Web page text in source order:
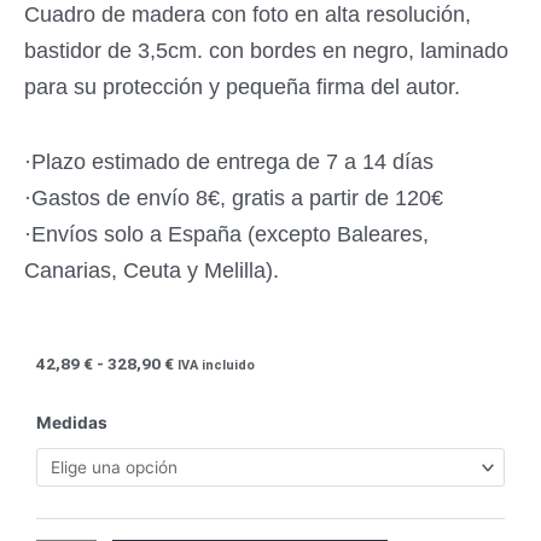
Cuadro de madera con foto en alta resolución,
bastidor de 3,5cm. con bordes en negro, laminado
para su protección y pequeña firma del autor.
·Plazo estimado de entrega de 7 a 14 días
·Gastos de envío 8€, gratis a partir de 120€
·Envíos solo a España (excepto Baleares,
Canarias, Ceuta y Melilla).
42,89€ - 328,90€Rango
42,89 €
328,90 €
IVA incluido
Medidas
Miscelánea
en
ByN
-